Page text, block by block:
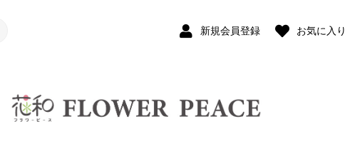
新規会員登録 お気に入り